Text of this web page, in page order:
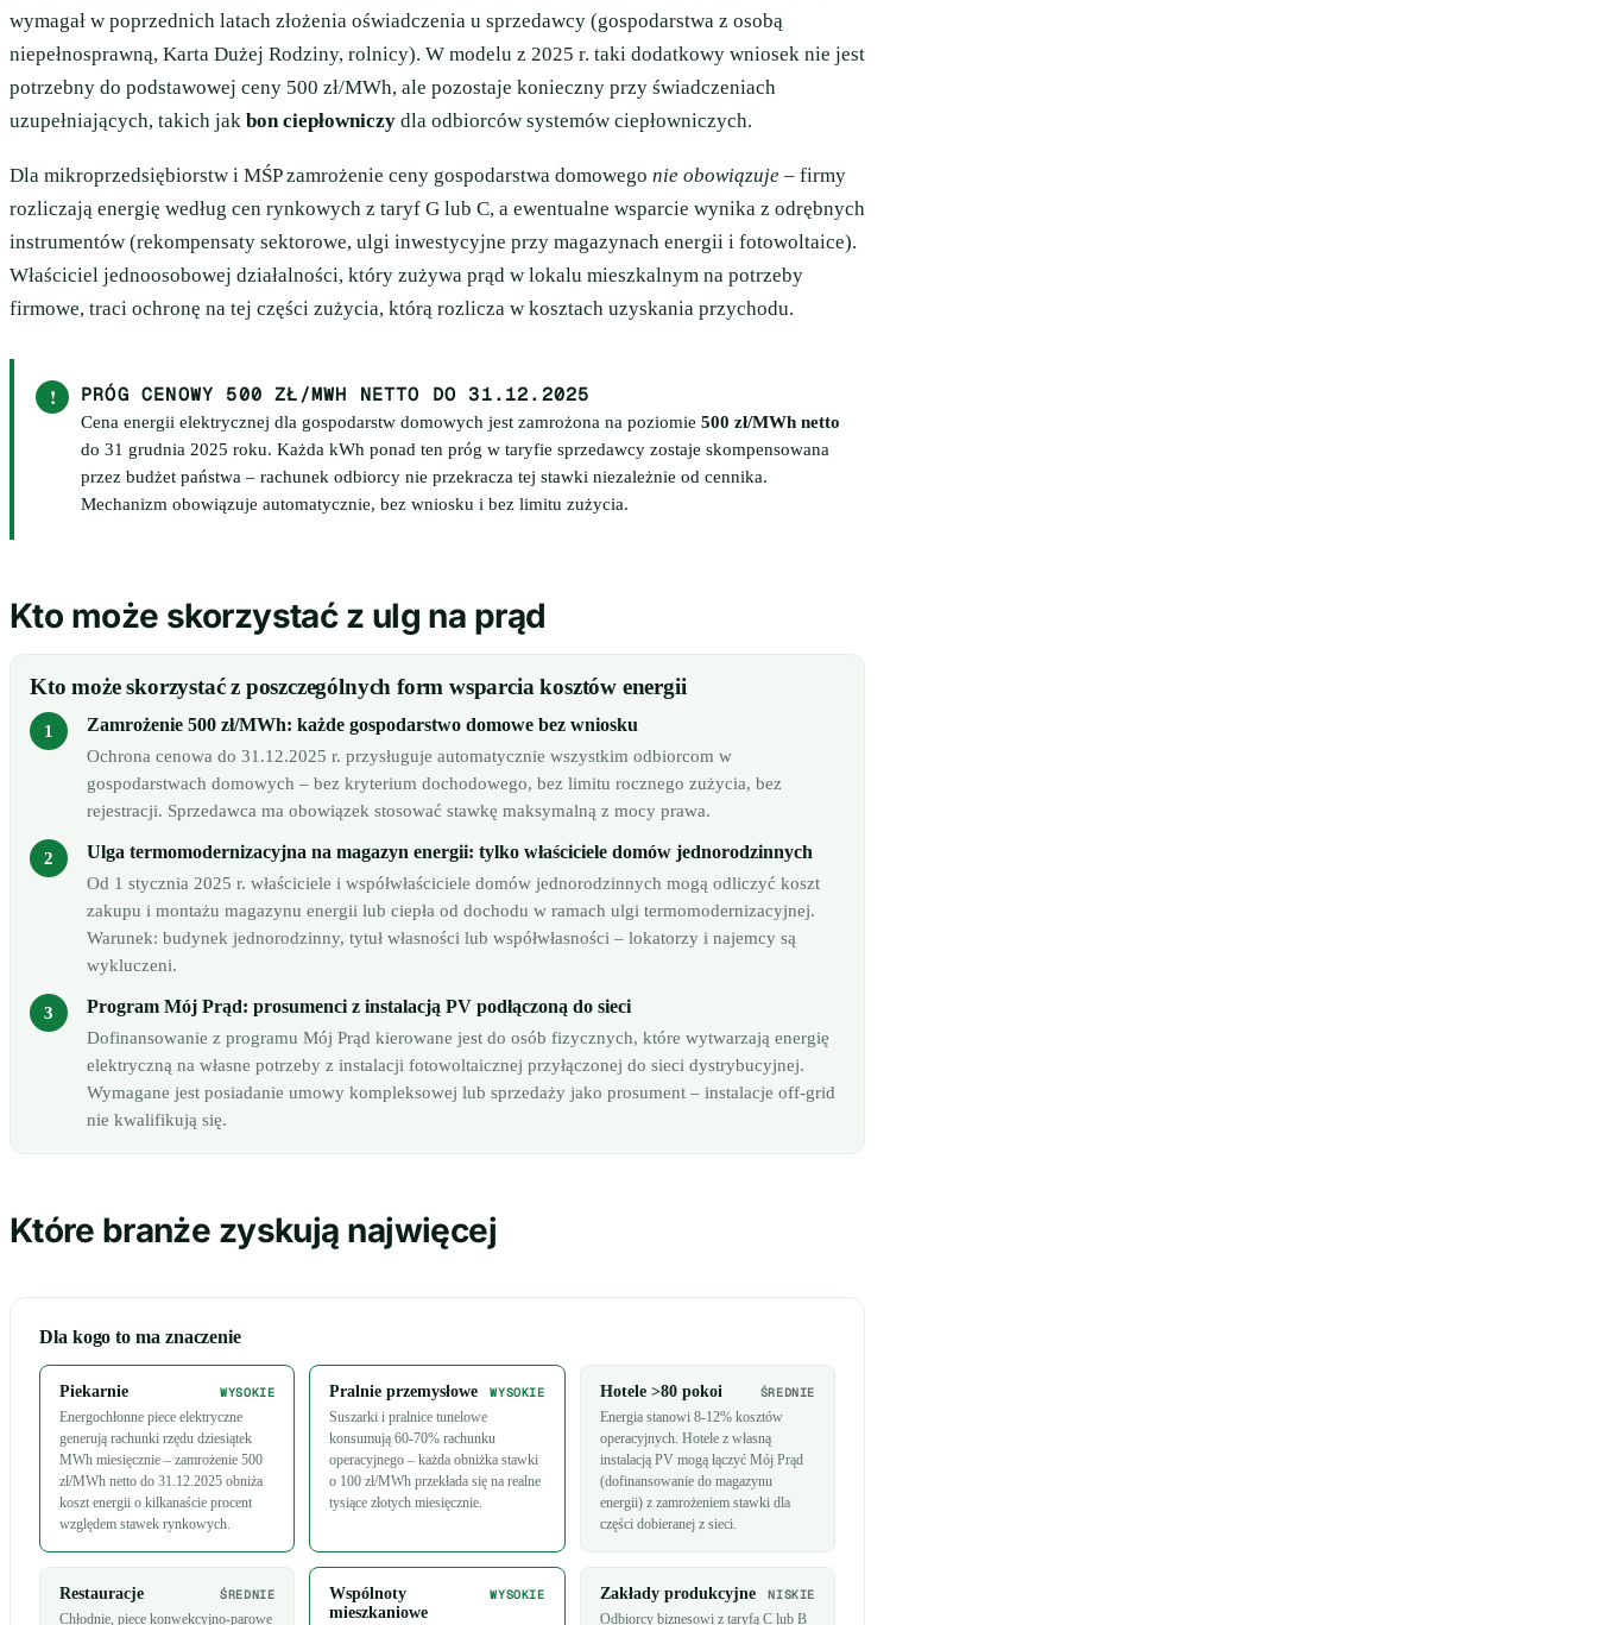
wymagał w poprzednich latach złożenia oświadczenia u sprzedawcy (gospodarstwa z osobą
niepełnosprawną, Karta Dużej Rodziny, rolnicy). W modelu z 2025 r. taki dodatkowy wniosek nie jest
potrzebny do podstawowej ceny 500 zł/MWh, ale pozostaje konieczny przy świadczeniach
uzupełniających, takich jak bon ciepłowniczy dla odbiorców systemów ciepłowniczych.
Dla mikroprzedsiębiorstw i MŚP zamrożenie ceny gospodarstwa domowego nie obowiązuje – firmy
rozliczają energię według cen rynkowych z taryf G lub C, a ewentualne wsparcie wynika z odrębnych
instrumentów (rekompensaty sektorowe, ulgi inwestycyjne przy magazynach energii i fotowoltaice).
Właściciel jednoosobowej działalności, który zużywa prąd w lokalu mieszkalnym na potrzeby
firmowe, traci ochronę na tej części zużycia, którą rozlicza w kosztach uzyskania przychodu.
! PRÓG CENOWY 500 ZŁ/MWH NETTO DO 31.12.2025
Cena energii elektrycznej dla gospodarstw domowych jest zamrożona na poziomie 500 zł/MWh netto
do 31 grudnia 2025 roku. Każda kWh ponad ten próg w taryfie sprzedawcy zostaje skompensowana
przez budżet państwa – rachunek odbiorcy nie przekracza tej stawki niezależnie od cennika.
Mechanizm obowiązuje automatycznie, bez wniosku i bez limitu zużycia.
Kto może skorzystać z ulg na prąd
Kto może skorzystać z poszczególnych form wsparcia kosztów energii
Zamrożenie 500 zł/MWh: każde gospodarstwo domowe bez wniosku
Ochrona cenowa do 31.12.2025 r. przysługuje automatycznie wszystkim odbiorcom w
gospodarstwach domowych – bez kryterium dochodowego, bez limitu rocznego zużycia, bez
rejestracji. Sprzedawca ma obowiązek stosować stawkę maksymalną z mocy prawa.
Ulga termomodernizacyjna na magazyn energii: tylko właściciele domów jednorodzinnych
Od 1 stycznia 2025 r. właściciele i współwłaściciele domów jednorodzinnych mogą odliczyć koszt
zakupu i montażu magazynu energii lub ciepła od dochodu w ramach ulgi termomodernizacyjnej.
Warunek: budynek jednorodzinny, tytuł własności lub współwłasności – lokatorzy i najemcy są
wykluczeni.
Program Mój Prąd: prosumenci z instalacją PV podłączoną do sieci
Dofinansowanie z programu Mój Prąd kierowane jest do osób fizycznych, które wytwarzają energię
elektryczną na własne potrzeby z instalacji fotowoltaicznej przyłączonej do sieci dystrybucyjnej.
Wymagane jest posiadanie umowy kompleksowej lub sprzedaży jako prosument – instalacje off-grid
nie kwalifikują się.
Które branże zyskują najwięcej
Dla kogo to ma znaczenie
Piekarnie WYSOKIE
Energochłonne piece elektryczne
generują rachunki rzędu dziesiątek
MWh miesięcznie – zamrożenie 500
zł/MWh netto do 31.12.2025 obniża
koszt energii o kilkanaście procent
względem stawek rynkowych.
Pralnie przemysłowe WYSOKIE
Suszarki i pralnice tunelowe
konsumują 60-70% rachunku
operacyjnego – każda obniżka stawki
o 100 zł/MWh przekłada się na realne
tysiące złotych miesięcznie.
Hotele >80 pokoi ŚREDNIE
Energia stanowi 8-12% kosztów
operacyjnych. Hotele z własną
instalacją PV mogą łączyć Mój Prąd
(dofinansowanie do magazynu
energii) z zamrożeniem stawki dla
części dobieranej z sieci.
Restauracje ŚREDNIE
Chłodnie, piece konwekcyjno-parowe
Wspólnoty
mieszkaniowe
WYSOKIE Zakłady produkcyjne NISKIE
Odbiorcy biznesowi z taryfą C lub B